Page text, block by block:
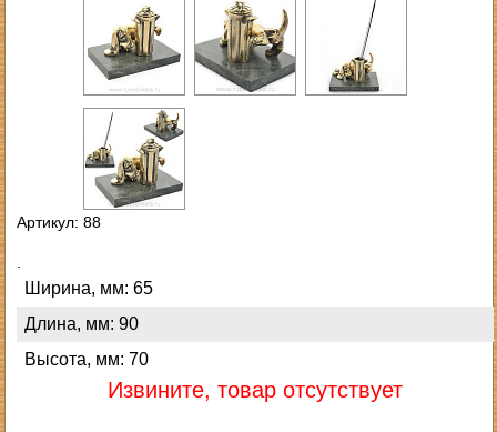
Артикул: 88
Ширина, мм: 65
Длина, мм: 90
Высота, мм: 70
Извините, товар отсутствует